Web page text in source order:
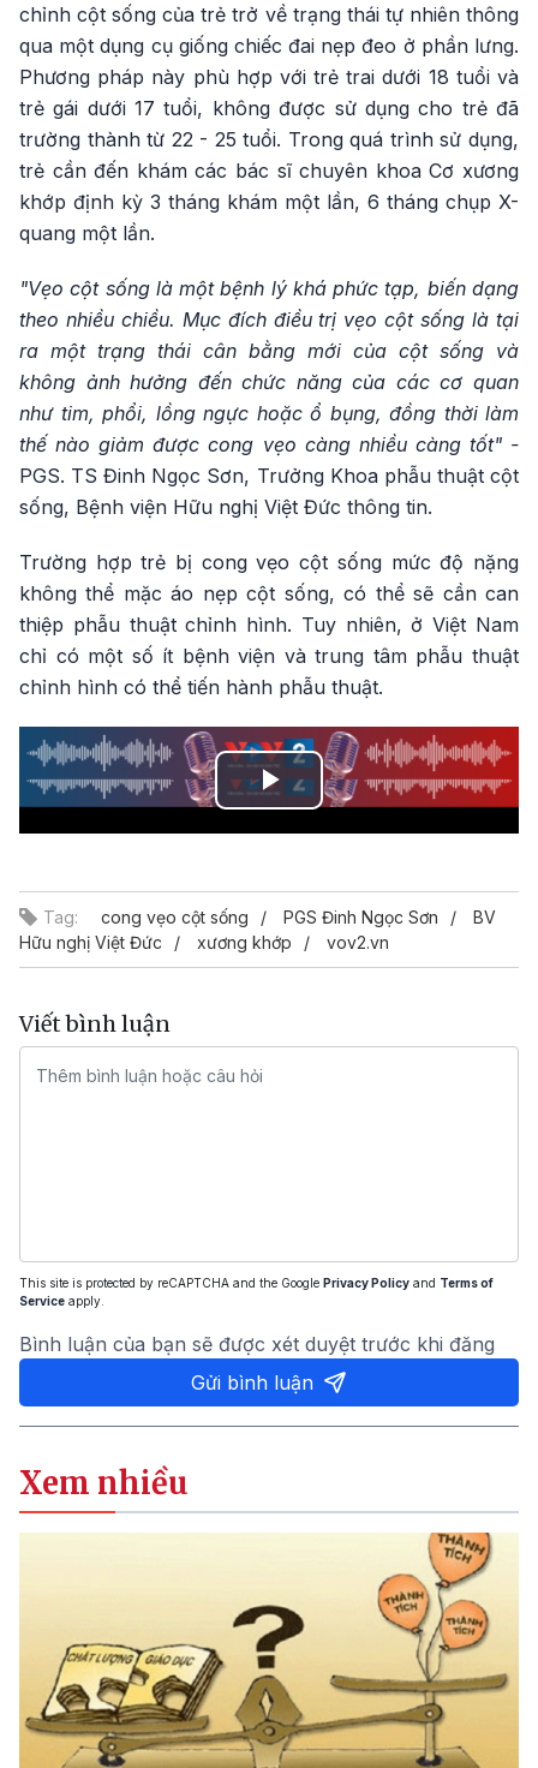
chỉnh cột sống của trẻ trở về trạng thái tự nhiên thông
qua một dụng cụ giống chiếc đai nẹp đeo ở phần lưng.
Phương pháp này phù hợp với trẻ trai dưới 18 tuổi và
trẻ gái dưới 17 tuổi, không được sử dụng cho trẻ đã
trường thành từ 22 - 25 tuổi. Trong quá trình sử dụng,
trẻ cần đến khám các bác sĩ chuyên khoa Cơ xương
khớp định kỳ 3 tháng khám một lần, 6 tháng chụp X-
quang một lần.
"Vẹo cột sống là một bệnh lý khá phức tạp, biến dạng
theo nhiều chiều. Mục đích điều trị vẹo cột sống là tại
ra một trạng thái cân bằng mới của cột sống và
không ảnh hưởng đến chức năng của các cơ quan
như tim, phổi, lồng ngực hoặc ổ bụng, đồng thời làm
thế nào giảm được cong vẹo càng nhiều càng tốt" -
PGS. TS Đinh Ngọc Sơn, Trưởng Khoa phẫu thuật cột
sống, Bệnh viện Hữu nghị Việt Đức thông tin.
Trường hợp trẻ bị cong vẹo cột sống mức độ nặng
không thể mặc áo nẹp cột sống, có thể sẽ cần can
thiệp phẫu thuật chỉnh hình. Tuy nhiên, ở Việt Nam
chỉ có một số ít bệnh viện và trung tâm phẫu thuật
chỉnh hình có thể tiến hành phẫu thuật.
Play
Tag: cong vẹo cột sống PGS Đinh Ngọc Sơn
BV
Hữu nghị Việt Đức
xương khớp vov2.vn
Viết bình luận
This site is protected by reCAPTCHA and the Google Privacy Policy and Terms of
Service apply.
Bình luận của bạn sẽ được xét duyệt trước khi đăng
Gửi bình luận
Xem nhiều